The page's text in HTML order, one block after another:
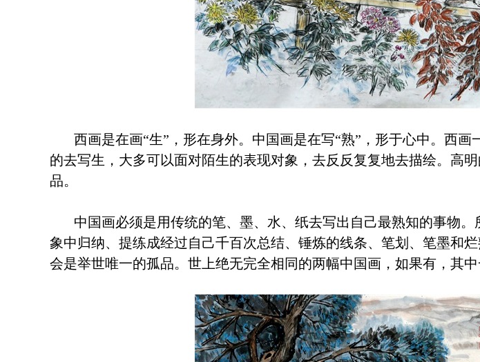
西画是在画“生”，形在身外。中国画是在写“熟”，形于心中。西
的去写生，大多可以面对陌生的表现对象，去反反复复地去描绘。高
品。
中国画必须是用传统的笔、墨、水、纸去写出自己最熟知的事物
象中归纳、提练成经过自己千百次总结、锤炼的线条、笔划、笔墨和
会是举世唯一的孤品。世上绝无完全相同的两幅中国画，如果有，其